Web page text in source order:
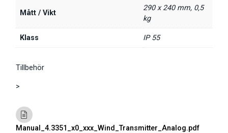
Mått / Vikt
290 x 240 mm, 0,5
kg
Klass IP 55
Tillbehör
>
Manual_4.3351_x0_xxx_Wind_Transmitter_Analog.pdf